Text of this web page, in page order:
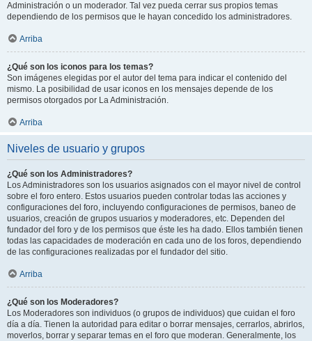
Administración o un moderador. Tal vez pueda cerrar sus propios temas
dependiendo de los permisos que le hayan concedido los administradores.
Arriba
¿Qué son los iconos para los temas?
Son imágenes elegidas por el autor del tema para indicar el contenido del
mismo. La posibilidad de usar iconos en los mensajes depende de los
permisos otorgados por La Administración.
Arriba
Niveles de usuario y grupos
¿Qué son los Administradores?
Los Administradores son los usuarios asignados con el mayor nivel de control
sobre el foro entero. Estos usuarios pueden controlar todas las acciones y
configuraciones del foro, incluyendo configuraciones de permisos, baneo de
usuarios, creación de grupos usuarios y moderadores, etc. Dependen del
fundador del foro y de los permisos que éste les ha dado. Ellos también tienen
todas las capacidades de moderación en cada uno de los foros, dependiendo
de las configuraciones realizadas por el fundador del sitio.
Arriba
¿Qué son los Moderadores?
Los Moderadores son individuos (o grupos de individuos) que cuidan el foro
día a día. Tienen la autoridad para editar o borrar mensajes, cerrarlos, abrirlos,
moverlos, borrar y separar temas en el foro que moderan. Generalmente, los